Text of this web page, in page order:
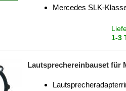
Mercedes SLK-
1-3
Lautsprechereinbauset für